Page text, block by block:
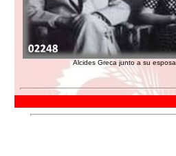
Alcides Greca junto a su esposa.